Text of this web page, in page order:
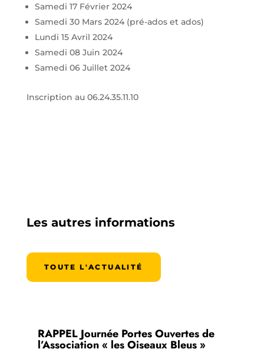
Samedi 17 Février 2024
Samedi 30 Mars 2024 (pré-ados et ados)
Lundi 15 Avril 2024
Samedi 08 Juin 2024
Samedi 06 Juillet 2024
Inscription au 06.24.35.11.10
Les autres informations
TOUTE L'ACTUALITÉ
RAPPEL Journée Portes Ouvertes de
l’Association « les Oiseaux Bleus »